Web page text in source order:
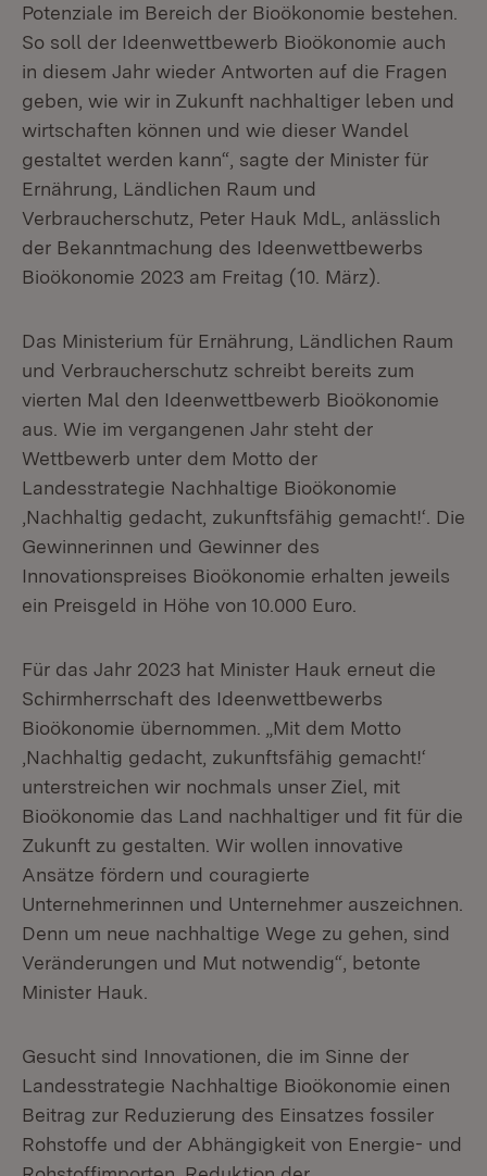
Potenziale im Bereich der Bioökonomie bestehen.
So soll der Ideenwettbewerb Bioökonomie auch
in diesem Jahr wieder Antworten auf die Fragen
geben, wie wir in Zukunft nachhaltiger leben und
wirtschaften können und wie dieser Wandel
gestaltet werden kann“, sagte der Minister für
Ernährung, Ländlichen Raum und
Verbraucherschutz, Peter Hauk MdL, anlässlich
der Bekanntmachung des Ideenwettbewerbs
Bioökonomie 2023 am Freitag (10. März).
Das Ministerium für Ernährung, Ländlichen Raum
und Verbraucherschutz schreibt bereits zum
vierten Mal den Ideenwettbewerb Bioökonomie
aus. Wie im vergangenen Jahr steht der
Wettbewerb unter dem Motto der
Landesstrategie Nachhaltige Bioökonomie
‚Nachhaltig gedacht, zukunftsfähig gemacht!‘. Die
Gewinnerinnen und Gewinner des
Innovationspreises Bioökonomie erhalten jeweils
ein Preisgeld in Höhe von 10.000 Euro.
Für das Jahr 2023 hat Minister Hauk erneut die
Schirmherrschaft des Ideenwettbewerbs
Bioökonomie übernommen. „Mit dem Motto
‚Nachhaltig gedacht, zukunftsfähig gemacht!‘
unterstreichen wir nochmals unser Ziel, mit
Bioökonomie das Land nachhaltiger und fit für die
Zukunft zu gestalten. Wir wollen innovative
Ansätze fördern und couragierte
Unternehmerinnen und Unternehmer auszeichnen.
Denn um neue nachhaltige Wege zu gehen, sind
Veränderungen und Mut notwendig“, betonte
Minister Hauk.
Gesucht sind Innovationen, die im Sinne der
Landesstrategie Nachhaltige Bioökonomie einen
Beitrag zur Reduzierung des Einsatzes fossiler
Rohstoffe und der Abhängigkeit von Energie- und